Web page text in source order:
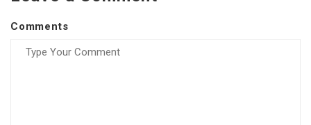
Comments